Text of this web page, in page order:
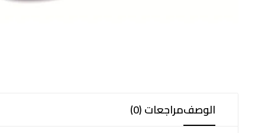
الوصفمراجعات (0)